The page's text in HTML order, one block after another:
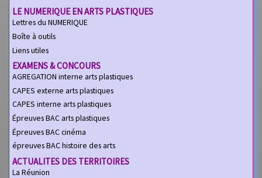
LE NUMERIQUE EN ARTS PLASTIQUES
Lettres du NUMERIQUE
Boîte à outils
Liens utiles
EXAMENS & CONCOURS
AGREGATION interne arts plastiques
CAPES externe arts plastiques
CAPES interne arts plastiques
Épreuves BAC arts plastiques
Épreuves BAC cinéma
épreuves BAC histoire des arts
ACTUALITES DES TERRITOIRES
La Réunion